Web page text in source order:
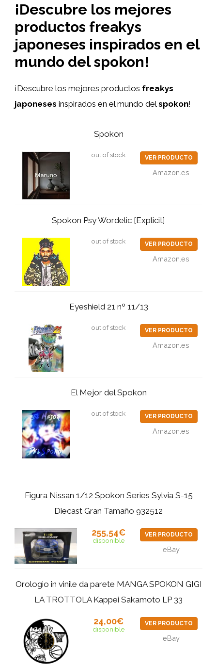
¡Descubre los mejores
productos freakys
japoneses inspirados en el
mundo del spokon!
¡Descubre los mejores productos freakys
japoneses inspirados en el mundo delspokon!
Spokon
out of stock VER PRODUCTO
Amazon.es
Spokon Psy Wordelic [Explicit]
out of stock VER PRODUCTO
Amazon.es
Eyeshield 21 nº 11/13
out of stock VER PRODUCTO
Amazon.es
El Mejor del Spokon
out of stock VER PRODUCTO
Amazon.es
Figura Nissan 1/12 Spokon Series Sylvia S-15
Diecast Gran Tamaño 932512
255,54€
disponible
VER PRODUCTO
eBay
Orologio in vinile da parete MANGA SPOKON GIGI
LA TROTTOLA Kappei Sakamoto LP 33
24,00€
disponible
VER PRODUCTO
eBay